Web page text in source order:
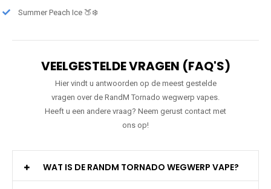
Summer Peach Ice 🍑❄️
VEELGESTELDE VRAGEN (FAQ'S)
Hier vindt u antwoorden op de meest gestelde
vragen over de RandM Tornado wegwerp vapes.
Heeft u een andere vraag? Neem gerust contact met
ons op!
WAT IS DE RANDM TORNADO WEGWERP VAPE?